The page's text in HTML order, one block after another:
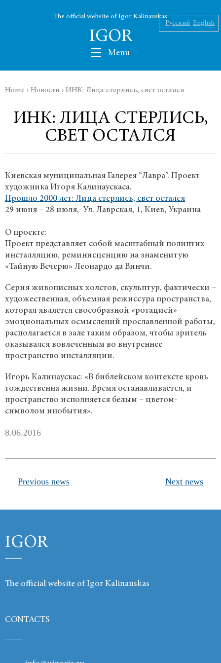
The official website of Igor Kalinauskas
IGOR
Русский English
Menu
Nikolaev
Kalinauskas
Silin
Abu Silg
News
Products
Links
Contacts
Home › Новости › ИНК: Лица стерлись, свет остался
ИНК: ЛИЦА СТЕРЛИСЬ,
СВЕТ ОСТАЛСЯ
Киевская муниципальная Галерея “Лавра”. Проект
художника Игоря Калинаускаса.
Прошло 2000 лет: Лица стерлись, свет остался
29 июня – 28 июля, Ул. Лаврская, 1, Киев, Украина
О проекте:
Проект представляет собой масштабный полиптих-
инсталляцию, реминисценцию на знаменитую
«Тайную Вечерю» Леонардо да Винчи.
Серия живописных холстов, скульптур, фактически –
художественная, объемная режиссура пространства,
которая является своеобразной «ротацией»
эмоциональных осмыслений прославленной работы,
располагается в зале таким образом, чтобы зритель
оказывался вовлеченным во внутреннее
пространство инсталляции.
Игорь Калинаускас: «В библейском контексте кровь
тождественна жизни. Время останавливается, и
пространство исполняется белым – цветом-
символом инобытия».
8.06.2016
Previous news Next news
IGOR
The official website of Igor Kalinauskas
CONTACTS